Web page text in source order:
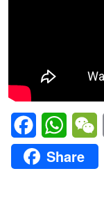
Facebook
Share